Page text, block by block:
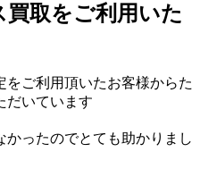
取をご利用いた
をご利用頂いたお客様からた
だいています
ったのでとても助かりまし